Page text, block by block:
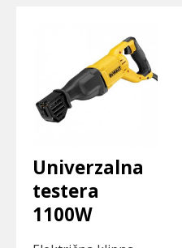
Univerzalna
testera
1100W